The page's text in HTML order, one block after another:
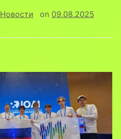
Новости on 09.08.2025